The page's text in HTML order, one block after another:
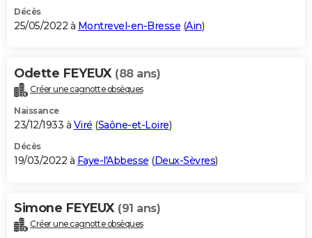
Décès
25/05/2022 à Montrevel-en-Bresse (Ain)
Odette FEYEUX (88 ans)
Créer une cagnotte obsèques
Naissance
23/12/1933 à Viré (Saône-et-Loire)
Décès
19/03/2022 à Faye-l'Abbesse (Deux-Sèvres)
Simone FEYEUX (91 ans)
Créer une cagnotte obsèques